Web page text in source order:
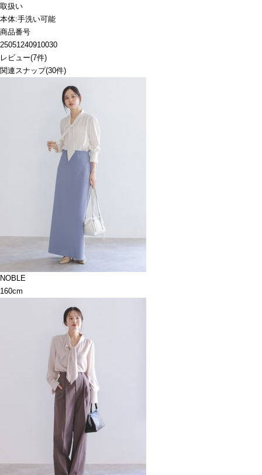
取扱い
本体:手洗い可能
商品番号
25051240910030
レビュー(7件)
関連スナップ(30件)
NOBLE
160cm